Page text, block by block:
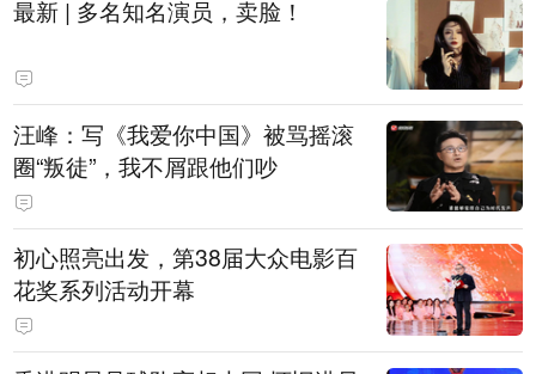
最新 | 多名知名演员，卖脸！
汪峰：写《我爱你中国》被骂摇滚
圈“叛徒”，我不屑跟他们吵
初心照亮出发，第38届大众电影百
花奖系列活动开幕